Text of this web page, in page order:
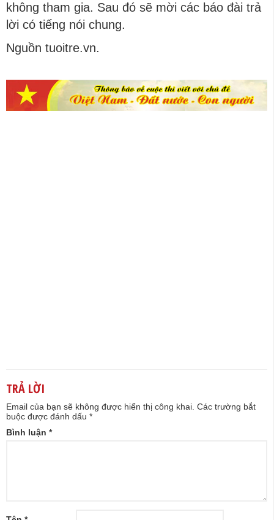
không tham gia. Sau đó sẽ mời các báo đài trả
lời có tiếng nói chung.
Nguồn tuoitre.vn.
TRẢ LỜI
Email của bạn sẽ không được hiển thị công khai. Các trường bắt
buộc được đánh dấu *
Bình luận *